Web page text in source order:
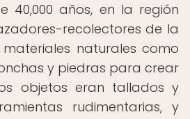
40,000 años, en la región
recolectores de la
naturales como
y piedras para crear
objetos eran tallados y
rudimentarias, y